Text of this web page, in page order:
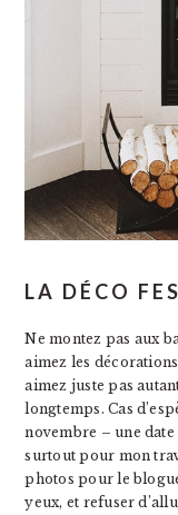
LA DÉCO
Ne montez pas aux
aimez les
aimez juste pas
longtemps. Cas
novembre – une
surtout pour mon
photos pour le
yeux, et refuser